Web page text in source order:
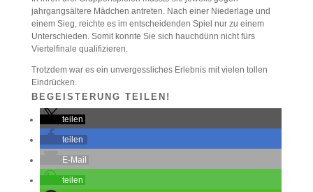
jahrgangsältere Mädchen antreten. Nach einer Niederlage und
einem Sieg, reichte es im entscheidenden Spiel nur zu einem
Unterschieden. Somit konnte Sie sich hauchdünn nicht fürs
Viertelfinale qualifizieren.
Trotzdem war es ein unvergessliches Erlebnis mit vielen tollen
Eindrücken.
BEGEISTERUNG TEILEN!
teilen
teilen
E-Mail
teilen